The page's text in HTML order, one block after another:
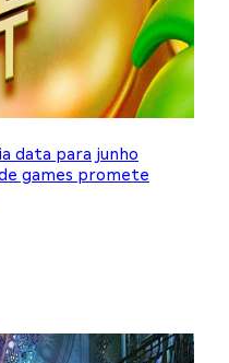
data para junho
games promete